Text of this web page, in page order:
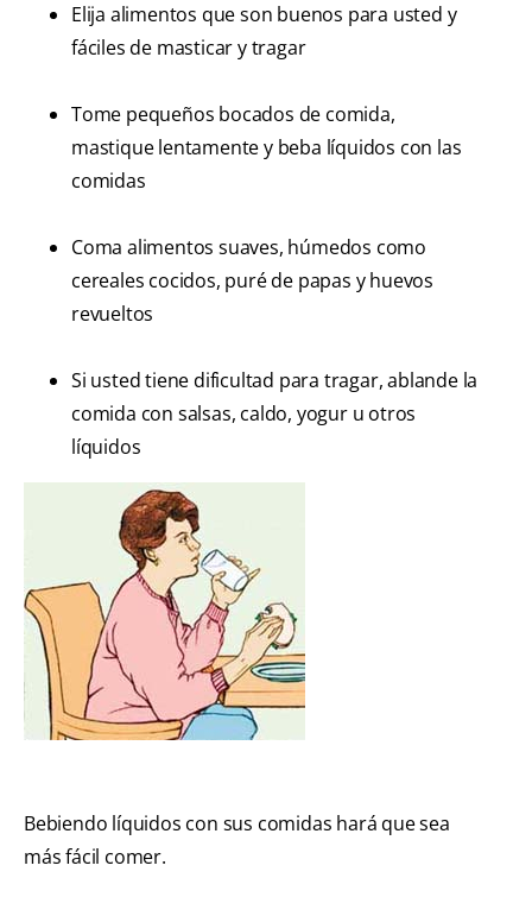
Elija alimentos que son buenos para usted y
fáciles de masticar y tragar
Tome pequeños bocados de comida,
mastique lentamente y beba líquidos con las
comidas
Coma alimentos suaves, húmedos como
cereales cocidos, puré de papas y huevos
revueltos
Si usted tiene dificultad para tragar, ablande la
comida con salsas, caldo, yogur u otros
líquidos
Bebiendo líquidos con sus comidas hará que sea
más fácil comer.